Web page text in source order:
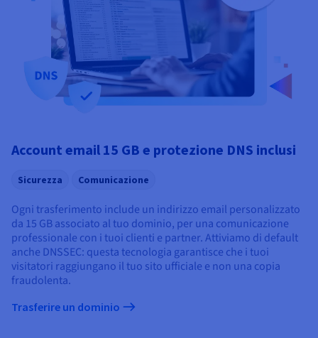
Account email 15 GB e protezione DNS inclusi
Sicurezza Comunicazione
Ogni trasferimento include un indirizzo email personalizzato
da 15 GB associato al tuo dominio, per una comunicazione
professionale con i tuoi clienti e partner. Attiviamo di default
anche DNSSEC: questa tecnologia garantisce che i tuoi
visitatori raggiungano il tuo sito ufficiale e non una copia
fraudolenta.
Trasferire un dominio